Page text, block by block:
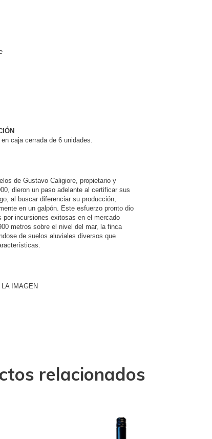
caja cerrada de 6 unidades.
de Gustavo Caligiore, propietario y
dieron un paso adelante al certificar sus
al buscar diferenciar su producción,
en un galpón. Este esfuerzo pronto dio
incursiones exitosas en el mercado
metros sobre el nivel del mar, la finca
de suelos aluviales diversos que
IMAGEN
relacionados